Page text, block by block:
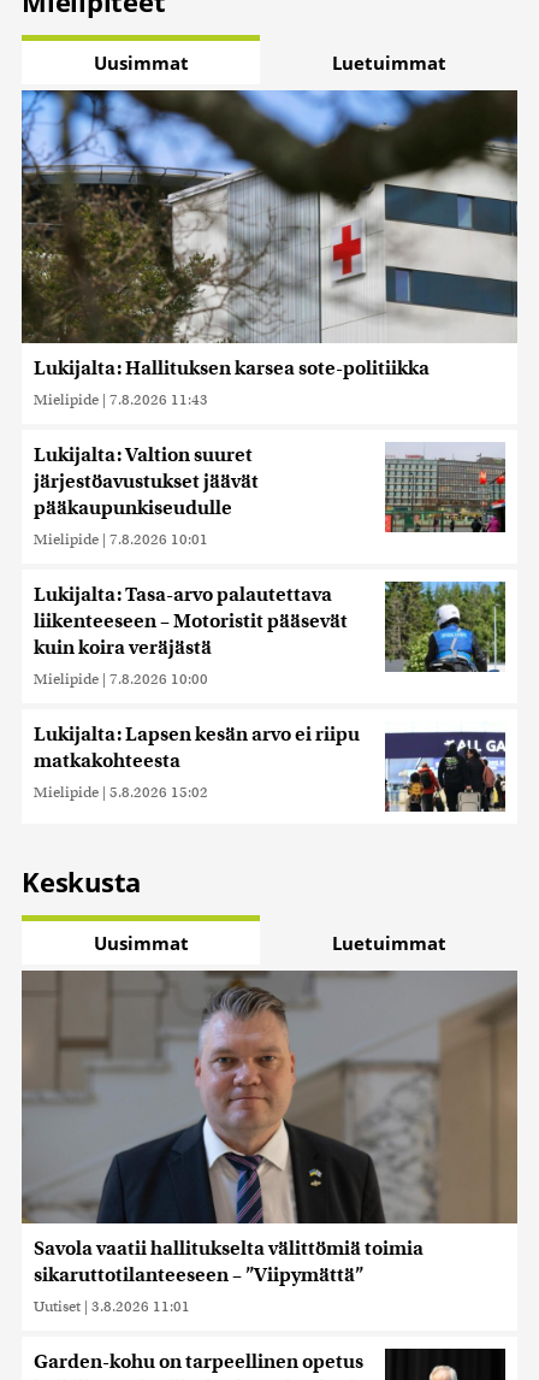
Uusimmat Luetuimmat
Lukijalta: Hallituksen karsea sote-politiikka
Mielipide | 7.8.2026 11:43
Lukijalta: Valtion suuret
järjestöavustukset jäävät
pääkaupunkiseudulle
Mielipide | 7.8.2026 10:01
Lukijalta: Tasa-arvo palautettava
liikenteeseen – Motoristit pääsevät
kuin koira veräjästä
Mielipide | 7.8.2026 10:00
Lukijalta: Lapsen kesän arvo ei riipu
matkakohteesta
Mielipide | 5.8.2026 15:02
Keskusta
Uusimmat Luetuimmat
Savola vaatii hallitukselta välittömiä toimia
sikaruttotilanteeseen – ”Viipymättä”
Uutiset | 3.8.2026 11:01
Garden-kohu on tarpeellinen opetus